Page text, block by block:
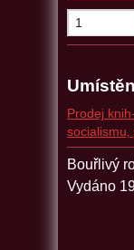
Prodej
Bouřlivý
Vydáno